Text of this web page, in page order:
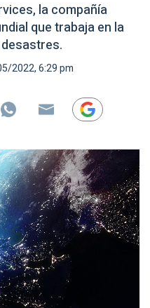
la compañía
que trabaja en la
2022, 6:29 pm